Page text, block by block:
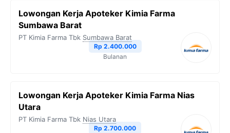
Lowongan Kerja Apoteker Kimia Farma
Sumbawa Barat
PT Kimia Farma Tbk Sumbawa Barat
Rp 2.400.000
Bulanan
Lowongan Kerja Apoteker Kimia Farma Nias
Utara
PT Kimia Farma Tbk Nias Utara
Rp 2.700.000